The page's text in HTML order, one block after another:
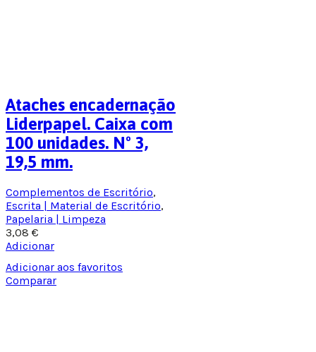
Adicionar aos favoritos
Comparar
Ataches encadernação
Liderpapel. Caixa com
100 unidades. Nº 3,
19,5 mm.
Complementos de Escritório,
Escrita | Material de Escritório,
Papelaria | Limpeza
3,08 €
Adicionar